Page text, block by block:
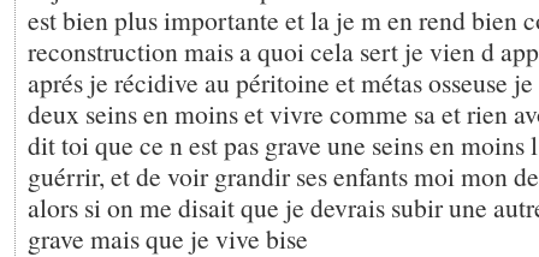
est bien plus importante et la je m en rend bien
reconstruction mais a quoi cela sert je vien d
aprés je récidive au péritoine et métas osseuse
deux seins en moins et vivre comme sa et rien
dit toi que ce n est pas grave une seins en moins
guérrir, et de voir grandir ses enfants moi mon
alors si on me disait que je devrais subir une
grave mais que je vive bise